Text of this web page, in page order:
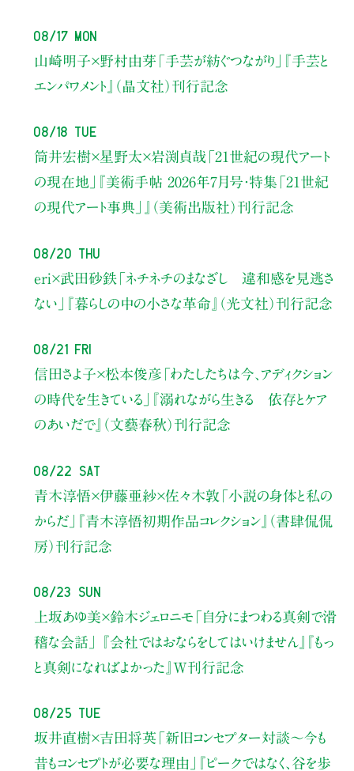
08/17 Mon
山崎明子×野村由芽 「手芸が紡ぐつながり」
『手芸と
エンパワメント』（晶文社）刊行記念
08/18 Tue
筒井宏樹×星野太×岩渕貞哉 「21世紀の現代アート
の現在地」
『美術手帖 2026年7月号・特集「21世紀
の現代アート事典」』（美術出版社）刊行記念
08/20 Thu
eri×武田砂鉄「ネチネチのまなざし 違和感を見逃さ
ない」
『暮らしの中の小さな革命』（光文社）刊行記念
08/21 Fri
信田さよ子×松本俊彦 「わたしたちは今、アディクション
の時代を生きている」
『溺れながら生きる 依存とケア
のあいだで』（文藝春秋）刊行記念
08/22 Sat
青木淳悟×伊藤亜紗×佐々木敦 「小説の身体と私の
からだ」
『青木淳悟初期作品コレクション』（書肆侃侃
房）刊行記念
08/23 Sun
上坂あゆ美×鈴木ジェロニモ 「自分にまつわる真剣で滑
稽な会話」
『会社ではおならをしてはいけません』『もっ
と真剣になればよかった』W刊行記念
08/25 Tue
坂井直樹×吉田将英「新旧コンセプター対談～今も
昔もコンセプトが必要な理由」
『ピークではなく、谷を歩